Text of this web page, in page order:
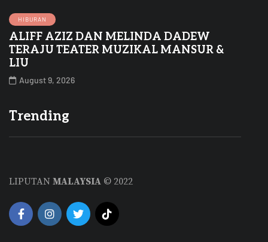
HIBURAN
ALIFF AZIZ DAN MELINDA DADEW
TERAJU TEATER MUZIKAL MANSUR &
LIU
August 9, 2026
Trending
LIPUTAN MALAYSIA © 2022